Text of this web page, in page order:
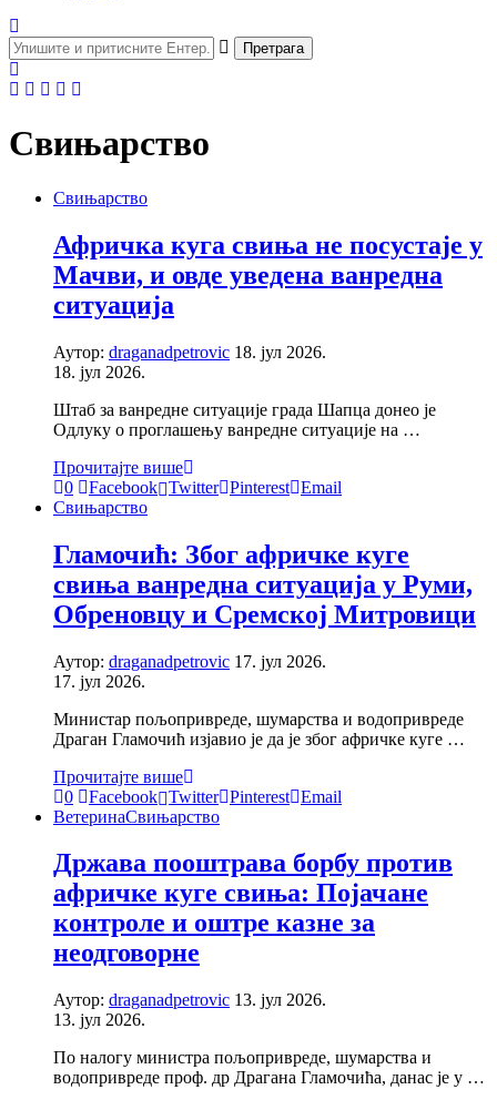
Претрага
Свињарство
Свињарство
Афричка куга свиња не посустаје у
Мачви, и овде уведена ванредна
ситуација
Аутор: draganadpetrovic 18. јул 2026.
18. јул 2026.
Штаб за ванредне ситуације града Шапца донео је
Одлуку о проглашењу ванредне ситуације на …
Прочитајте више
0
Facebook Twitter Pinterest Email
Свињарство
Гламочић: Због афричке куге
свиња ванредна ситуација у Руми,
Обреновцу и Сремској Митровици
Аутор: draganadpetrovic 17. јул 2026.
17. јул 2026.
Министар пољопривреде, шумарства и водопривреде
Драган Гламочић изјавио је да је због афричке куге …
Прочитајте више
0
Facebook Twitter Pinterest Email
ВетеринаСвињарство
Држава пооштрава борбу против
афричке куге свиња: Појачане
контроле и оштре казне за
неодговорне
Аутор: draganadpetrovic 13. јул 2026.
13. јул 2026.
По налогу министра пољопривреде, шумарства и
водопривреде проф. др Драгана Гламочића, данас је у …